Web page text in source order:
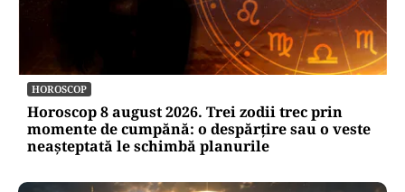
HOROSCOP
Horoscop 8 august 2026. Trei zodii trec prin
momente de cumpănă: o despărțire sau o veste
neașteptată le schimbă planurile